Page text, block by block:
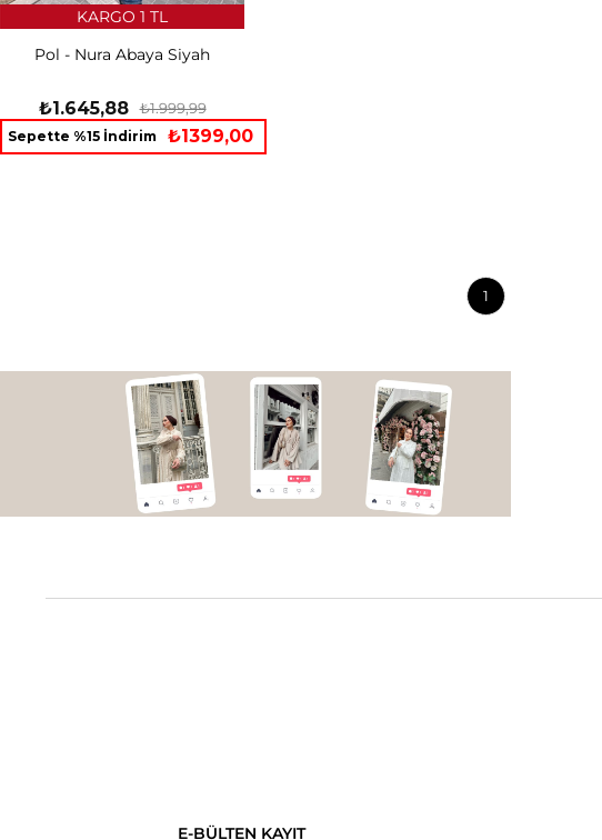
Pol - Nura Abaya Siyah
₺1.645,88 ₺1.999,99
Sepette %15 İndirim ₺1399,00
KARGO 1 TL
1
E-BÜLTEN KAYIT